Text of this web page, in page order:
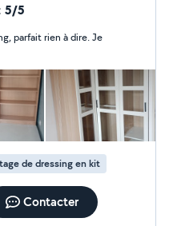
PRO**CHANTIER
: *
meuble, * pose tout
extérieur) *
dressing et étagère, *
décoration,miroir, *
interrupteurs, prises
serrure,
(terrasse, jardin,abris,
* pose lino parquet
grillage, * ET
de demander. Par
tout le monde quoi que
pareil Je ne fais
5/5
de dressing en kit
Contacter